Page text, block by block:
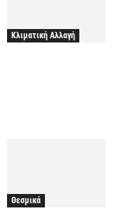
Κλιματική Αλλαγή
Θεσμικά